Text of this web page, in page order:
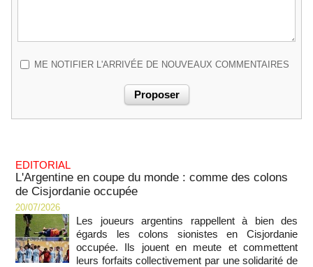
ME NOTIFIER L'ARRIVÉE DE NOUVEAUX COMMENTAIRES
EDITORIAL
L'Argentine en coupe du monde : comme des colons
de Cisjordanie occupée
20/07/2026
Les joueurs argentins rappellent à bien des
égards les colons sionistes en Cisjordanie
occupée. Ils jouent en meute et commettent
leurs forfaits collectivement par une solidarité de